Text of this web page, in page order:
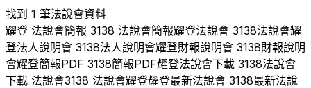
找到 1 筆法說會資料
耀登 法說會簡報 3138 法說會簡報耀登法說會 3138法說會耀
登法人說明會 3138法人說明會耀登財報說明會 3138財報說明
會耀登簡報PDF 3138簡報PDF耀登法說會下載 3138法說會
下載 法說會3138 法說會耀登耀登最新法說會 3138最新法說